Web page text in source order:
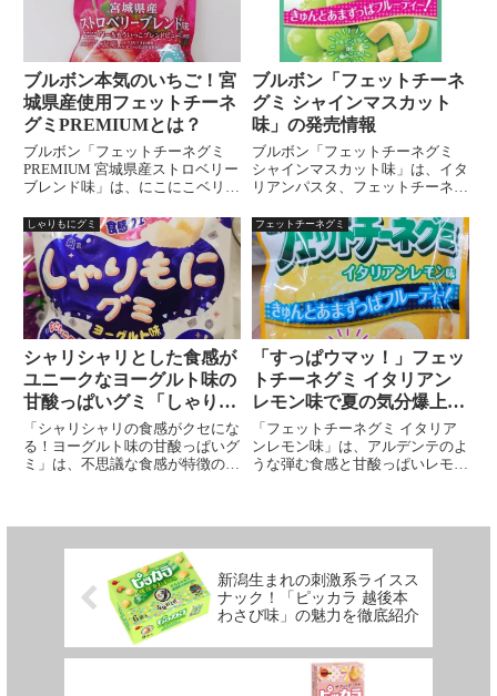
ブルボン本気のいちご！宮
城県産使用フェットチーネ
グミPREMIUMとは？
ブルボン「フェットチーネグミ
PREMIUM 宮城県産ストロベリー
ブレンド味」は、にこにこベリー
品。味・食感・原材料・おすす
ブルボン「フェットチーネ
グミ シャインマスカット
味」の発売情報
ブルボン「フェットチーネグミ
シャインマスカット味」は、イタ
リアンパスタ、フェットチーネの
ンテな噛みごこちが楽しい、きゅ
んとあまずっぱいシャインマスカ
ット味のグミです。国産シャイン
マスカット果汁使用。発売日：
2023年9月26日内容量：47g参考
小売価格 (税抜)：￥111
しゃりもにグミ
シャリシャリとした食感が
ユニークなヨーグルト味の
甘酸っぱいグミ「しゃりも
にグミ ヨーグルト味」
「シャリシャリの食感がクセにな
る！ヨーグルト味の甘酸っぱいグ
ミ」は、不思議な食感が特徴の魅
味が絶妙なバランスで楽しめま
す。やわらかさと噛み応えが共存
し、一度食べると手が止まらなく
なる美味しさに感動！
フェットチーネグミ
「すっぱウマッ！」フェッ
トチーネグミ イタリアン
レモン味で夏の気分爆上
げ！
「フェットチーネグミ イタリア
ンレモン味」は、アルデンテのよ
うな弾む食感と甘酸っぱいレモン
味わいで夏の気分を一気に盛り上
げます。
新潟生まれの刺激系ライスス
ナック！「ピッカラ 越後本
わさび味」の魅力を徹底紹介